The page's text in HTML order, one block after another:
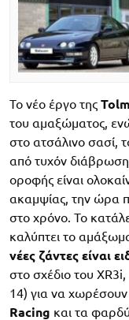
Το νέο έργο της
του αμαξώματος,
στο ατσάλινο σασί,
από τυχόν διάβρωση
οροφής είναι
ακαμψίας, την ώρα
στο χρόνο. Το
καλύπτει το
νέες ζάντες είναι
στο σχέδιο του
14) για να
Racing και τα